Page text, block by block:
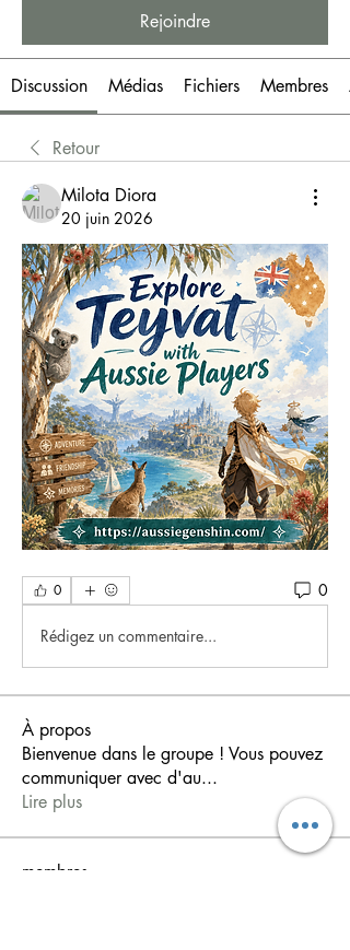
Rejoindre
Discussion Médias Fichiers Membres
Retour
Milota Diora
20 juin 2026
0 0
Rédigez un commentaire...
À propos
Bienvenue dans le groupe ! Vous pouvez
communiquer avec d'au...
Lire plus
membres